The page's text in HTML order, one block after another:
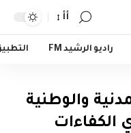
أأ
راديو الرشيد FM
والوطنية
الكفاءات